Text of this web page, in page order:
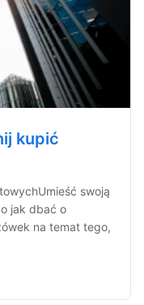
kupić
swoją
jak dbać o
na temat tego,